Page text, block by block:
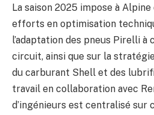
La saison 2025 impose à
efforts en optimisation
l’adaptation des pneus Pirelli à
circuit, ainsi que sur la
du carburant Shell et des
travail en collaboration avec
d’ingénieurs est centralisé sur